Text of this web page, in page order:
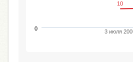
10
3 июля
0